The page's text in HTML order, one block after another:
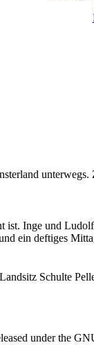
Inge und
ein deftiges
Schulte
under the